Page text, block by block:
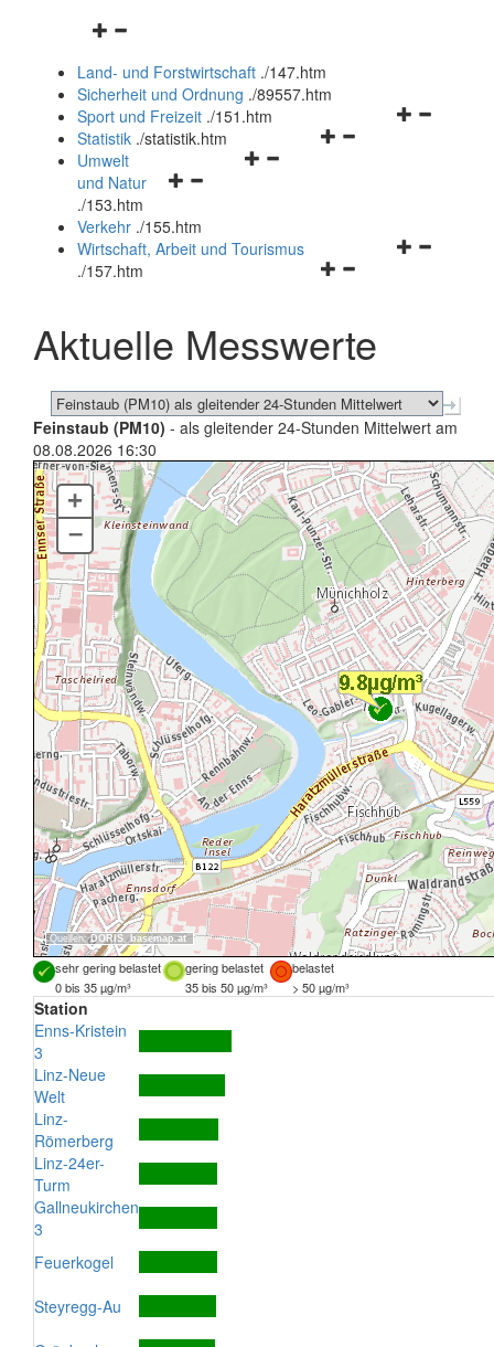
Navigationsmenü
und
schließen
Land- und Forstwirtschaft ./147.htm
Sicherheit und Ordnung ./89557.htm
Navigationsmenü
Sport und Freizeit ./151.htm
Navigationsmenü
Statistik ./statistik.htm
Navigationsmenü
und
schließen
Umwelt
und Natur
./153.htm
Verkehr ./155.htm
Navigationsmenü
schließen
Wirtschaft, Arbeit und Tourismus
./157.htm
Aktuelle Messwerte
Feinstaub (PM10) - als gleitender 24-Stunden Mittelwert am
08.08.2026 16:30
Quellen:DORIS, basemap.at
+
–
sehr gering belastet gering belastet
belastet
0 bis 35 µg/m³
35 bis 50 µg/m³ > 50 µg/m³
Station
Enns-Kristein
3
Linz-Neue
Welt
Linz-
Römerberg
Linz-24er-
Turm
Gallneukirchen
3
Feuerkogel
Steyregg-Au